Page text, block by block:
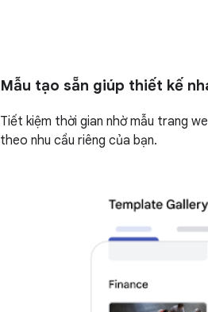
Mẫu tạo sẵn giúp thiết kế
Tiết kiệm thời gian nhờ mẫu trang
theo nhu cầu riêng của bạn.